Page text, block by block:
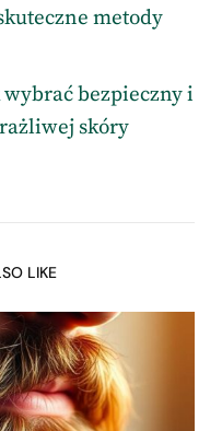
metody
bezpieczny i
skóry
LIKE